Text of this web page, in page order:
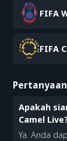
FIFA
FIFA
Apakah
Camel
Ya. Anda